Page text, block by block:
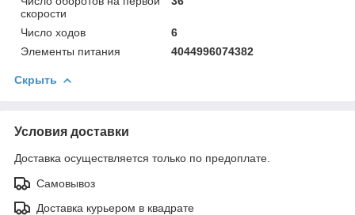
скорости
Число ходов
6
Элементы питания
4044996074382
Скрыть
Условия доставки
Доставка осуществляется только по предоплате.
Самовывоз
Доставка курьером в квадрате